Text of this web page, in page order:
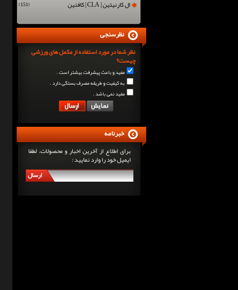
ال کارنیتین | CLA | کافئین (151)
نظر شما در مورد استفاده از مکمل های ورزشی
چیست؟
مفید و باعث پیشرفت بیشتر است .
به کیفیت و طریقه مصرف بستگی دارد .
مفید نمی باشد .
نظرسنجی
برای اطلاع از آخرین اخبار و محصولات، لطفا
ایمیل خود را وارد نمایید :
ارسال
خبرنامه